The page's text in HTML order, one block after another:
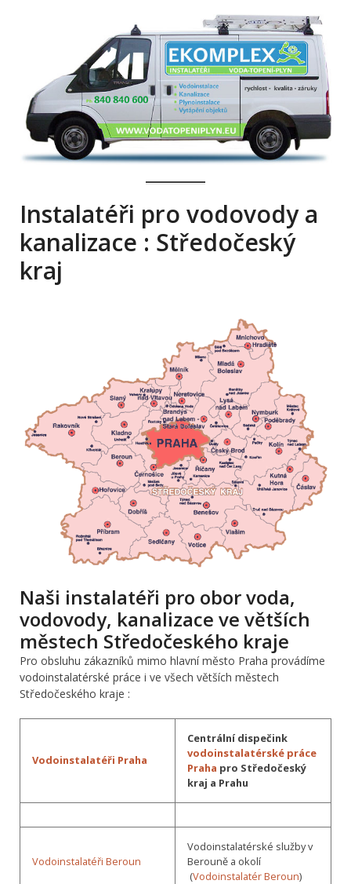
Instalatéři pro vodovody a
kanalizace : Středočeský
kraj
Naši instalatéři pro obor voda,
vodovody, kanalizace ve větších
městech Středočeského kraje
Pro obsluhu zákazníků mimo hlavní město Praha provádíme
vodoinstalatérské práce i ve všech větších městech
Středočeského kraje :
Vodoinstalatéři Praha
Centrální dispečink
vodoinstalatérské práce
Praha pro Středočeský
kraj a Prahu
Vodoinstalatéři Beroun
Vodoinstalatérské služby v
Berouně a okolí
(Vodoinstalatér Beroun)